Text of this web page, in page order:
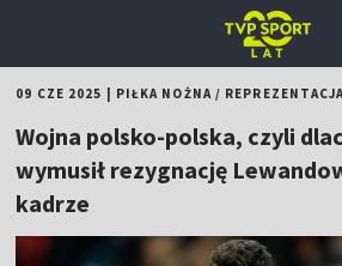
09 CZE 2025 PIŁKA NOŻNA/
Wojna polsko-polska, czyli
wymusił rezygnację
kadrze